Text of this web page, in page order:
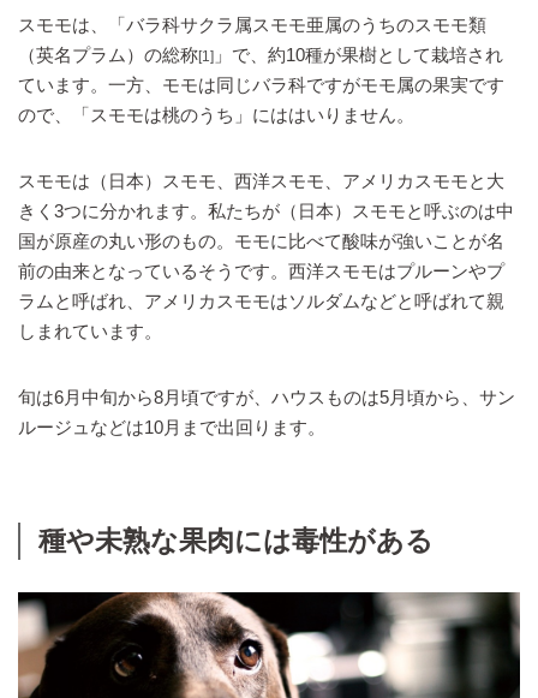
スモモは、「バラ科サクラ属スモモ亜属のうちのスモモ類
（英名プラム）の総称[1] 」で、約10種が果樹として栽培され
ています。一方、モモは同じバラ科ですがモモ属の果実です
ので、「スモモは桃のうち」にははいりません。
スモモは（日本）スモモ、西洋スモモ、アメリカスモモと大
きく3つに分かれます。私たちが（日本）スモモと呼ぶのは中
国が原産の丸い形のもの。モモに比べて酸味が強いことが名
前の由来となっているそうです。西洋スモモはプルーンやプ
ラムと呼ばれ、アメリカスモモはソルダムなどと呼ばれて親
しまれています。
旬は6月中旬から8月頃ですが、ハウスものは5月頃から、サン
ルージュなどは10月まで出回ります。
種や未熟な果肉には毒性がある